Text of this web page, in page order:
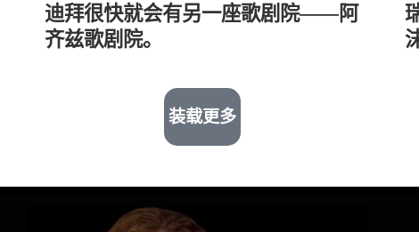
迪拜很快就会有另一座歌剧院——阿
齐兹歌剧院。
装载更多